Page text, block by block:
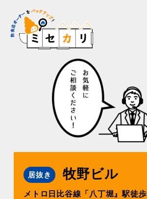
居抜き 牧野ビル
メトロ日比谷線「八丁堀』駅徒